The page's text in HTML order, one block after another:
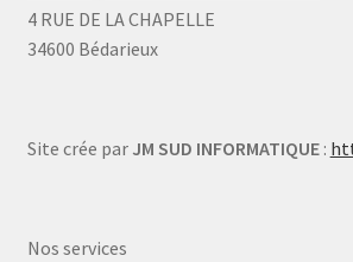
4 RUE DE LA CHAPELLE
34600 Bédarieux
Site crée par JM SUD INFORMATIQUE:
Nos services